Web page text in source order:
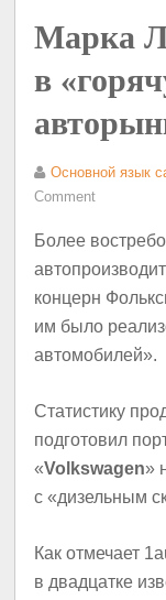
Марка
в
Основной язык
Comment
Более
концерн
им было
автомобилей».
Статистику
подготовил
«Volkswagen»
с «дизельным
Как отмечает
в двадцатке